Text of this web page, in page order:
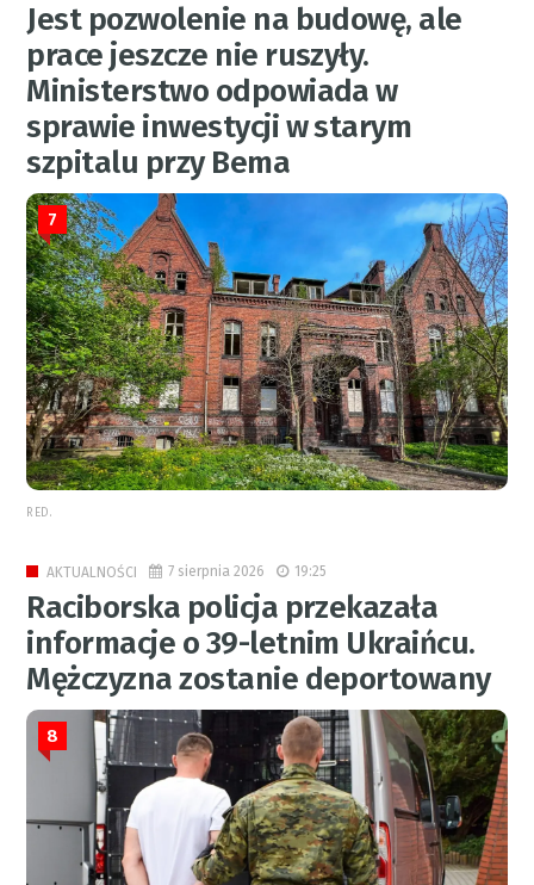
Jest pozwolenie na budowę, ale
prace jeszcze nie ruszyły.
Ministerstwo odpowiada w
sprawie inwestycji w starym
szpitalu przy Bema
7
RED.
AKTUALNOŚCI 7 sierpnia 2026 19:25
Raciborska policja przekazała
informacje o 39-letnim Ukraińcu.
Mężczyzna zostanie deportowany
8